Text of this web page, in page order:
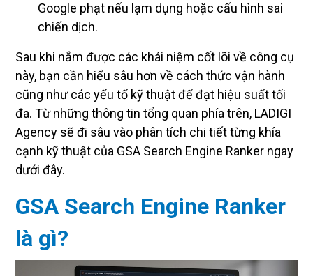
Google phạt nếu lạm dụng hoặc cấu hình sai
chiến dịch.
Sau khi nắm được các khái niệm cốt lõi về công cụ
này, bạn cần hiểu sâu hơn về cách thức vận hành
cũng như các yếu tố kỹ thuật để đạt hiệu suất tối
đa. Từ những thông tin tổng quan phía trên, LADIGI
Agency sẽ đi sâu vào phân tích chi tiết từng khía
cạnh kỹ thuật của GSA Search Engine Ranker ngay
dưới đây.
GSA Search Engine Ranker
là gì?